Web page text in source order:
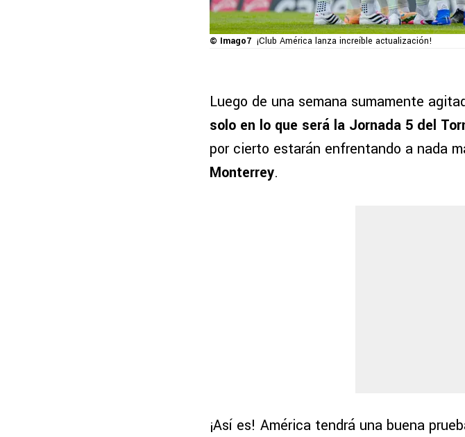
© Imago7 ¡Club América lanza increíble actualización!
Luego de una semana sumamente
solo en lo que será la Jornada 5 del
por cierto estarán enfrentando a nada
Monterrey.
¡Así es! América tendrá una buena